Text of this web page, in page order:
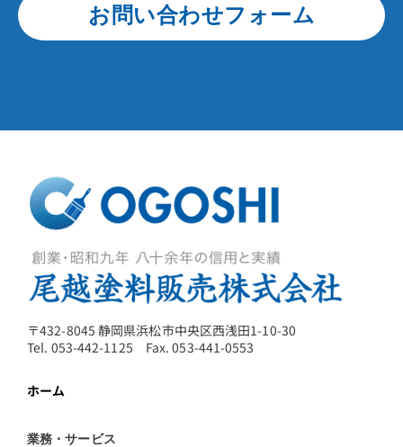
お問い合わせフォーム
〒432-8045 静岡県浜松市中央区西浅田1-10-30
Tel. 053-442-1125 Fax. 053-441-0553
ホーム
業務・サービス